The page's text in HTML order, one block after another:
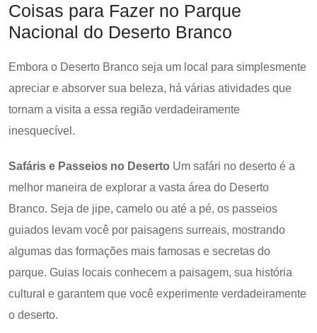
Coisas para Fazer no Parque
Nacional do Deserto Branco
Embora o Deserto Branco seja um local para simplesmente
apreciar e absorver sua beleza, há várias atividades que
tornam a visita a essa região verdadeiramente
inesquecível.
Safáris e Passeios no Deserto Um safári no deserto é a
melhor maneira de explorar a vasta área do Deserto
Branco. Seja de jipe, camelo ou até a pé, os passeios
guiados levam você por paisagens surreais, mostrando
algumas das formações mais famosas e secretas do
parque. Guias locais conhecem a paisagem, sua história
cultural e garantem que você experimente verdadeiramente
o deserto.